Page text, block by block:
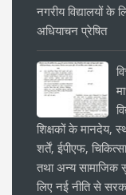
नगरीय विद्यालयों के
अधियाचन प्रेषित
शिक्षकों के मानदेय,
शर्तें, ईपीएफ,
तथा अन्य सामाजिक
लिए नई नीति से